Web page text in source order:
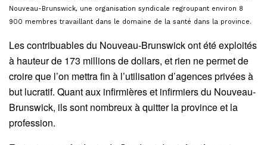
Nouveau-Brunswick, une organisation syndicale regroupant environ 8
900 membres travaillant dans le domaine de la santé dans la province.
Les contribuables du Nouveau-Brunswick ont été exploités
à hauteur de 173 millions de dollars, et rien ne permet de
croire que l’on mettra fin à l’utilisation d’agences privées à
but lucratif. Quant aux infirmières et infirmiers du Nouveau-
Brunswick, ils sont nombreux à quitter la province et la
profession.